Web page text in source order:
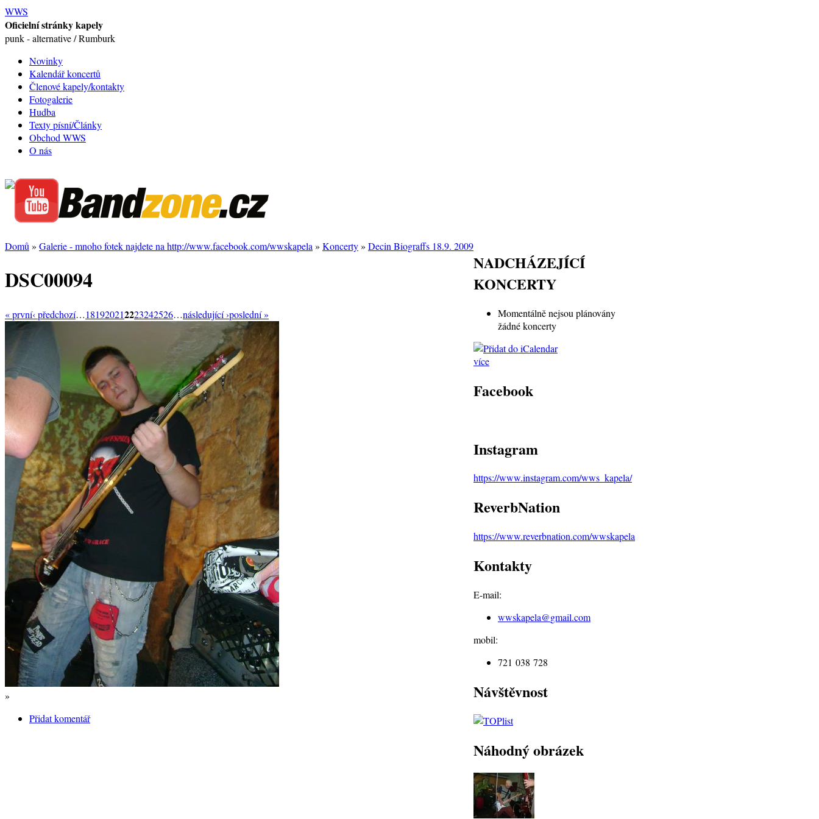
WWS
Oficielní stránky kapely
punk - alternative / Rumburk
Novinky
Kalendář koncertů
Členové kapely/kontakty
Fotogalerie
Hudba
Texty písní/Články
Obchod WWS
O nás
Domů » Galerie - mnoho fotek najdete na http://www.facebook.com/wwskapela » Koncerty» Decin Biograffs 18.9. 2009
DSC00094
« první‹ předchozí…181920212223242526…následující ›poslední »
»
Přidat komentář
NADCHÁZEJÍCÍ
KONCERTY
Momentálně nejsou plánovány
žádné koncerty
více
Facebook
Instagram
https://www.instagram.com/wws_kapela/
ReverbNation
https://www.reverbnation.com/wwskapela
Kontakty
E-mail:
wwskapela@gmail.com
mobil:
721 038 728
Návštěvnost
Náhodný obrázek